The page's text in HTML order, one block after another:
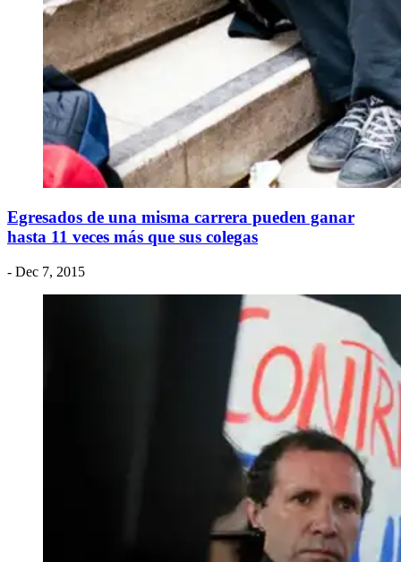
Egresados de una misma carrera pueden ganar
hasta 11 veces más que sus colegas
- Dec 7, 2015